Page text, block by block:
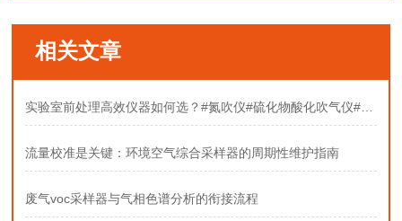
相关文章
实验室前处理高效仪器如何选？#氮吹仪#硫化物酸化吹气仪#固相萃取装置
流量校准是关键：环境空气综合采样器的周期性维护指南
废气voc采样器与气相色谱分析的衔接流程